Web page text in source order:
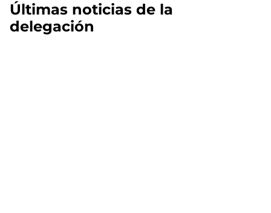
Últimas noticias de la
delegación